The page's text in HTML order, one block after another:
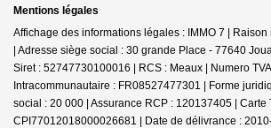
Mentions légales
Affichage des informations légales : IMMO 7 | Raison
| Adresse siège social : 30 grande Place - 77640
Siret : 52747730100016 | RCS : Meaux | Numero TVA
Intracommunautaire : FR08527477301 | Forme
social : 20 000 | Assurance RCP : 120137405 | Carte
CPI77012018000026681 | Date de délivrance :